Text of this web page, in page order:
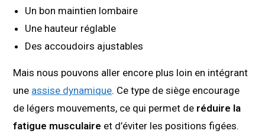
Un bon maintien lombaire
Une hauteur réglable
Des accoudoirs ajustables
Mais nous pouvons aller encore plus loin en intégrant
une assise dynamique. Ce type de siège encourage
de légers mouvements, ce qui permet de réduire la
fatigue musculaire et d’éviter les positions figées.